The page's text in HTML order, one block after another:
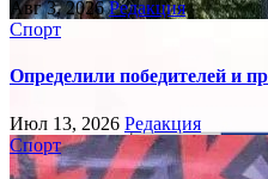
Авг 3, 2026Редакция
Спорт
Определили победителей и
Июл 13, 2026 Редакция
Спорт